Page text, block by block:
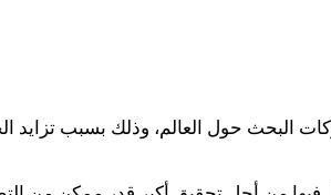
البحث حول العالم، وذلك بسبب تزايد